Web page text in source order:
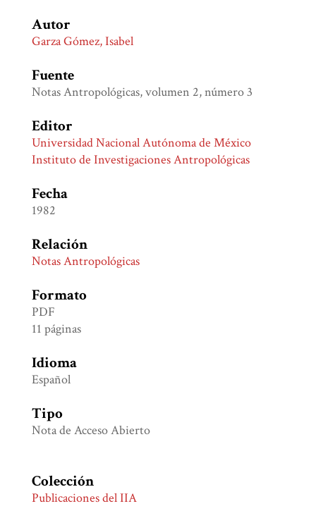
Autor
Garza Gómez, Isabel
Fuente
Notas Antropológicas, volumen 2, número 3
Editor
Universidad Nacional Autónoma de México
Instituto de Investigaciones Antropológicas
Fecha
1982
Relación
Notas Antropológicas
Formato
PDF
11 páginas
Idioma
Español
Tipo
Nota de Acceso Abierto
Colección
Publicaciones del IIA